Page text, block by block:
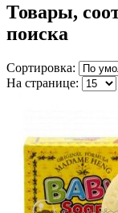
Товары,
поиска
Сортировка:
На странице: